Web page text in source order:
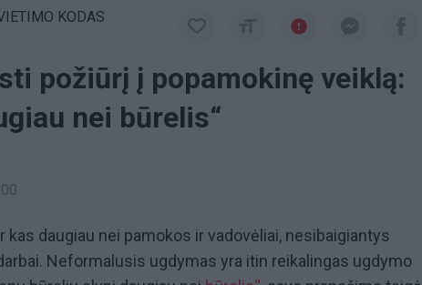
KODAS
požiūrį į popamokinę veiklą:
nei būrelis“
daugiau nei pamokos ir vadovėliai, nesibaigiantys
Neformalusis ugdymas yra itin reikalingas ugdymo